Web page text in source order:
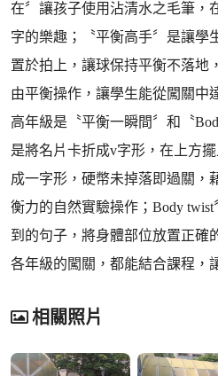
在〞讓孩子使用沾清水之毛筆，
字的樂趣；〝平衡高手〞是讓學
置於拍上，讓球保持平衡不落地
由平衡操作，讓學生能從闖關中
高年級是〝平衡一瞬間〞和〝
是將名片卡折成v字形，在上方
成一字形，硬幣未掉落即過關，
衡力的自然實驗操作；Body
到的句子，將身體部位放置正確
各年級的闖關，都能結合課程，
相關照片